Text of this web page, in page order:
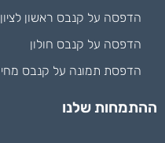
הדפסה על קנבס ראשון לציון
הדפסה על קנבס חולון
הדפסת תמונה על קנבס
ההתמחות שלנו